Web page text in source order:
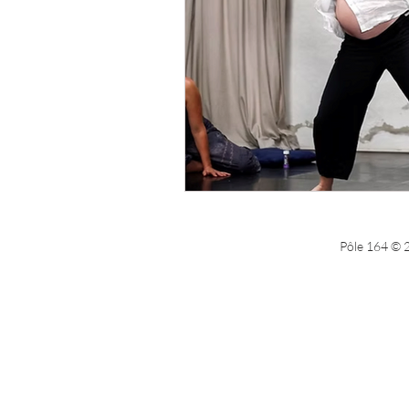
Processus en partage 2021
Processus en partage 2022
Créativité en partage 2023
Pôle 164 ©